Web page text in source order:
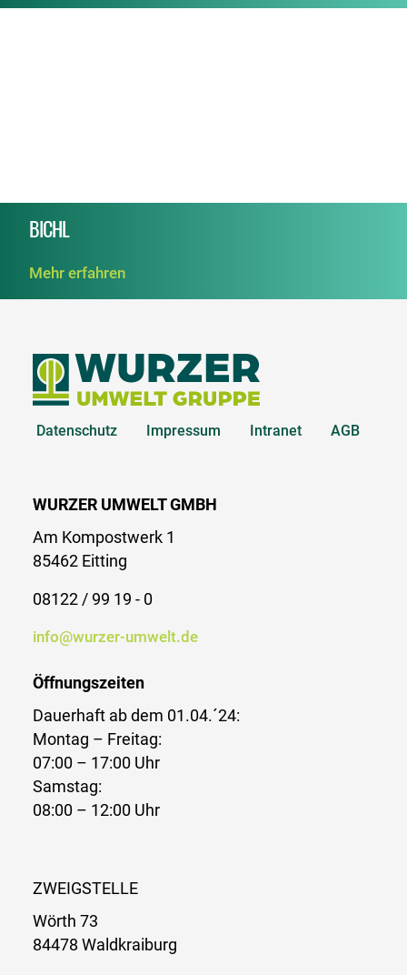
BICHL
Mehr erfahren
Datenschutz Impressum Intranet AGB
WURZER UMWELT GMBH
Am Kompostwerk 1
85462 Eitting
08122 / 99 19 - 0
info@wurzer-umwelt.de
Öffnungszeiten
Dauerhaft ab dem 01.04.´24:
Montag – Freitag:
07:00 – 17:00 Uhr
Samstag:
08:00 – 12:00 Uhr
ZWEIGSTELLE
Wörth 73
84478 Waldkraiburg